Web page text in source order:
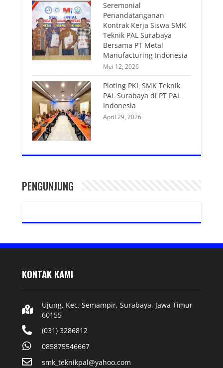
Seremonial
Penandatanganan
Kontrak Kerja Siswa SMK
Teknik PAL Surabaya
Bersama PT Metal
Manufacturing Indonesia
Mei 12, 2026
Ploting PKL SMK Teknik
PAL Surabaya di PT PAL
Indonesia
April 29, 2026
PENGUNJUNG
KONTAK KAMI
Ujung, Kec. Semampir, Surabaya, Jawa Timur
60155
(031) 3286812
085875546667
smk_teknikpal@yahoo.com